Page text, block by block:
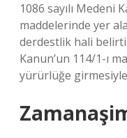
1086 sayılı Medeni
maddelerinde yer
derdestlik hali
Kanun’un 114/1-ı
yürürlüğe